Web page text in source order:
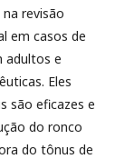
revisão
em casos de
adultos e
Eles
são eficazes e
do ronco
do tônus de